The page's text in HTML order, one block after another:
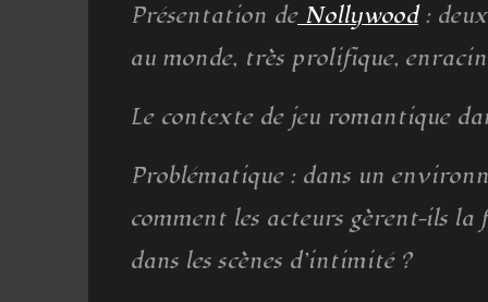
Présentation deNollywood:
au monde, très prolifique,
Le contexte de jeu romantique
Problématique : dans un
comment les acteurs gèrent-ils
dans les scènes d’intimité ?